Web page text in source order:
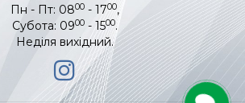
Пн - Пт: 0800- 1700,
Субота: 0900- 1500.
Неділя вихідний.